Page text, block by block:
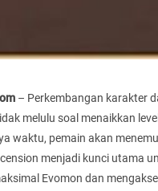
– Perkembangan karakter
melulu soal menaikkan
waktu, pemain akan
menjadi kunci utama
Evomon dan